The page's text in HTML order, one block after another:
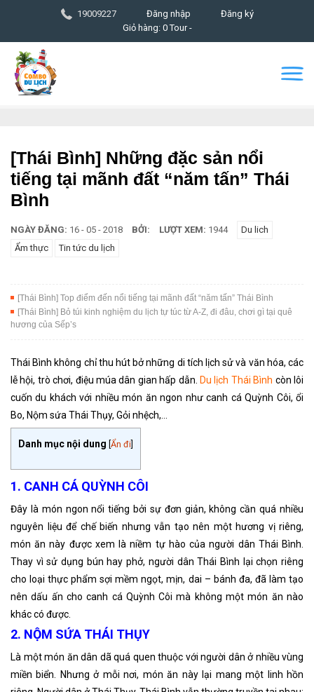
19009227 Đăng nhập
Đăng ký
Giỏ hàng: 0 Tour -
[Thái Bình] Những đặc sản nổi
tiếng tại mãnh đất “năm tấn” Thái
Bình
NGÀY ĐĂNG: 16 - 05 - 2018 BỞI: LƯỢT XEM: 1944
Du lich
Ẩm thực
Tin tức du lịch
[Thái Bình] Top điểm đến nổi tiếng tại mãnh đất “năm tấn” Thái Bình
[Thái Bình] Bỏ túi kinh nghiệm du lịch tự túc từ A-Z, đi đâu, chơi gì tại quê
hương của Sếp’s
Thái Bình không chỉ thu hút bở những di tích lịch sử và văn hóa, các
lễ hội, trò chơi, điệu múa dân gian hấp dẫn. Du lịch Thái Bình còn lôi
cuốn du khách với nhiều món ăn ngon như canh cá Quỳnh Côi, ổi
Bo, Nộm sứa Thái Thụy, Gỏi nhệch,…
Danh mục nội dung Ẩn đi
1. CANH CÁ QUỲNH CÔI
Đây là món ngon nổi tiếng bởi sự đơn giản, không cần quá nhiều
nguyên liệu để chế biến nhưng vẫn tạo nên một hương vị riêng,
món ăn này được xem là niềm tự hào của người dân Thái Bình.
Thay vì sử dụng bún hay phở, người dân Thái Bình lại chọn riêng
cho loại thực phẩm sợi mềm ngọt, mịn, dai – bánh đa, đã làm tạo
nên dấu ấn cho canh cá Quỳnh Côi mà không một món ăn nào
khác có được.
2. NỘM SỨA THÁI THỤY
Là một món ăn dân dã quá quen thuộc với người dân ở nhiều vùng
miền biển. Nhưng ở mỗi nơi, món ăn này lại mang một linh hồn